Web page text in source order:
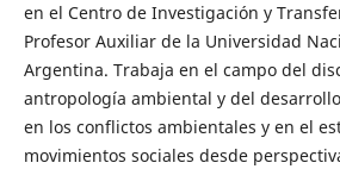
en el Centro de Investigación y
Profesor Auxiliar de la Universidad
Argentina. Trabaja en el campo del
antropología ambiental y del
en los conflictos ambientales y en el
movimientos sociales desde